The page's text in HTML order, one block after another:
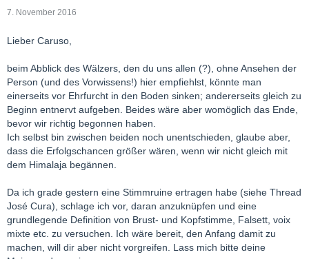
7. November 2016
Lieber Caruso,
beim Abblick des Wälzers, den du uns allen (?), ohne Ansehen der
Person (und des Vorwissens!) hier empfiehlst, könnte man
einerseits vor Ehrfurcht in den Boden sinken; andererseits gleich zu
Beginn entnervt aufgeben. Beides wäre aber womöglich das Ende,
bevor wir richtig begonnen haben.
Ich selbst bin zwischen beiden noch unentschieden, glaube aber,
dass die Erfolgschancen größer wären, wenn wir nicht gleich mit
dem Himalaja begännen.
Da ich grade gestern eine Stimmruine ertragen habe (siehe Thread
José Cura), schlage ich vor, daran anzuknüpfen und eine
grundlegende Definition von Brust- und Kopfstimme, Falsett, voix
mixte etc. zu versuchen. Ich wäre bereit, den Anfang damit zu
machen, will dir aber nicht vorgreifen. Lass mich bitte deine